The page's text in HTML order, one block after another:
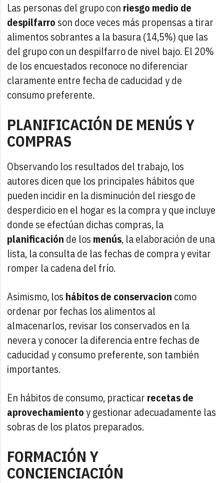
Las personas del grupo con riesgo medio de
despilfarro son doce veces más propensas a tirar
alimentos sobrantes a la basura (14,5%) que las
del grupo con un despilfarro de nivel bajo. El 20%
de los encuestados reconoce no diferenciar
claramente entre fecha de caducidad y de
consumo preferente.
PLANIFICACIÓN DE MENÚS Y
COMPRAS
Observando los resultados del trabajo, los
autores dicen que los principales hábitos que
pueden incidir en la disminución del riesgo de
desperdicio en el hogar es la compra y que incluye
donde se efectúan dichas compras, la
planificación de los menús, la elaboración de una
lista, la consulta de las fechas de compra y evitar
romper la cadena del frío.
Asimismo, los hábitos de conservacion como
ordenar por fechas los alimentos al
almacenarlos, revisar los conservados en la
nevera y conocer la diferencia entre fechas de
caducidad y consumo preferente, son también
importantes.
En hábitos de consumo, practicar recetas de
aprovechamientoy gestionar adecuadamente las
sobras de los platos preparados.
FORMACIÓN Y
CONCIENCIACIÓN